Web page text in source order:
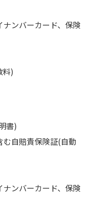
ナンバーカード、保険
料)
書)
む自賠責保険証(自動
ナンバーカード、保険